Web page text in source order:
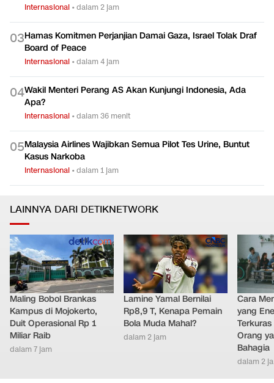
Internasional •dalam 2 jam
03Hamas Komitmen Perjanjian Damai Gaza, Israel Tolak Draf
Board of Peace
Internasional •dalam 4 jam
04Wakil Menteri Perang AS Akan Kunjungi Indonesia, Ada
Apa?
Internasional •dalam 36 menit
05Malaysia Airlines Wajibkan Semua Pilot Tes Urine, Buntut
Kasus Narkoba
Internasional •dalam 1 jam
LAINNYA DARI DETIKNETWORK
Maling Bobol Brankas
Kampus di Mojokerto,
Duit Operasional Rp 1
Miliar Raib
dalam 7 jam
Lamine Yamal Bernilai
Rp8,9 T, Kenapa Pemain
Bola Muda Mahal?
dalam 2 jam
Cara
yang
Orang
Bahagia
dalam 2